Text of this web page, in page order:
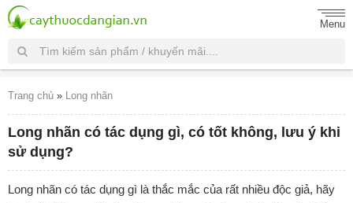
Menu
Trang chủ » Long nhãn
Long nhãn có tác dụng gì, có tốt không, lưu ý khi
sử dụng?
Long nhãn có tác dụng gì là thắc mắc của rất nhiều độc giả, hãy